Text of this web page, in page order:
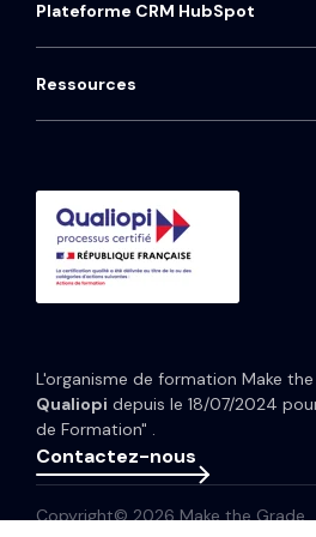
Maintenance CRM
Contact
Onboarding HubSpot
Consulting HubSpot
Plateforme CRM HubSpot
HubSpot Marketing Hub
HubSpot Service Hub
HubSpot Data Hub
Tarifs HubSpot
Ressources
Études de cas
Portfolio
Espace presse
Glossaire
L'organisme de formation Make
Qualiopi depuis le 18/07/2024
de Formation" .
Contactez-nous
Copyright© 2026 Make the Grade